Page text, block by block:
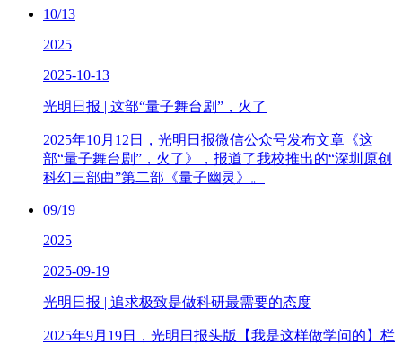
10/13
2025
2025-10-13
光明日报 | 这部“量子舞台剧”，火了
2025年10月12日，光明日报微信公众号发布文章《这
部“量子舞台剧”，火了》，报道了我校推出的“深圳原创
科幻三部曲”第二部《量子幽灵》。
09/19
2025
2025-09-19
光明日报 | 追求极致是做科研最需要的态度
2025年9月19日，光明日报头版【我是这样做学问的】栏